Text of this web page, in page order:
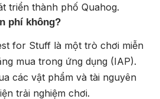
triển thành phố Quahog.
phí không?
for Stuff là một trò chơi miễn
mua trong ứng dụng (IAP).
các vật phẩm và tài nguyên
trải nghiệm chơi.